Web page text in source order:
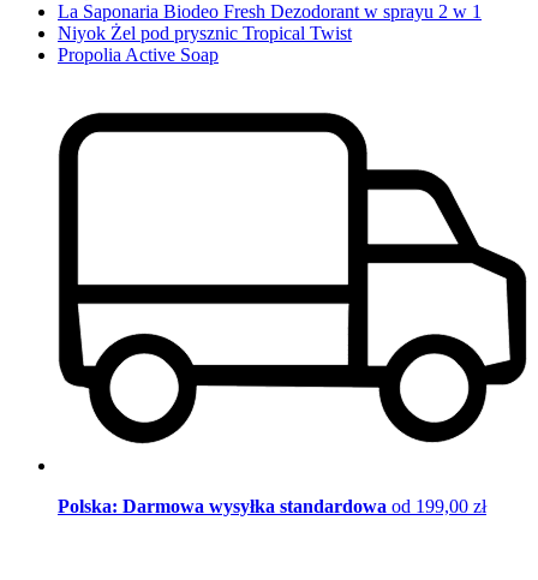
La Saponaria Biodeo Fresh Dezodorant w sprayu 2 w 1
Niyok Żel pod prysznic Tropical Twist
Propolia Active Soap
Polska: Darmowa wysyłka standardowa od 199,00 zł